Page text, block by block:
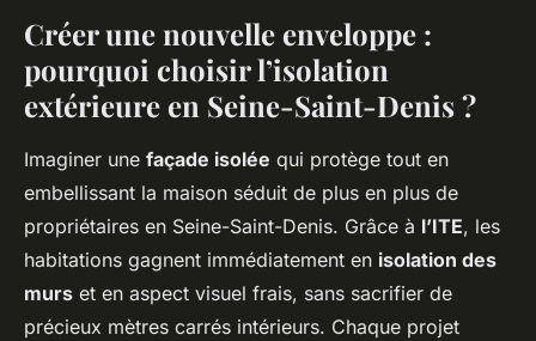
Créer une nouvelle enveloppe :
pourquoi choisir l’isolation
extérieure en Seine-Saint-Denis ?
Imaginer une façade isolée qui protège tout en
embellissant la maison séduit de plus en plus de
propriétaires en Seine-Saint-Denis. Grâce à l’ITE, les
habitations gagnent immédiatement en isolation des
murs et en aspect visuel frais, sans sacrifier de
précieux mètres carrés intérieurs. Chaque projet